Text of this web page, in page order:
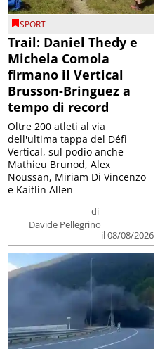
SPORT
Trail: Daniel Thedy e
Michela Comola
firmano il Vertical
Brusson-Bringuez a
tempo di record
di
Davide Pellegrino
il 08/08/2026
Oltre 200 atleti al via
dell'ultima tappa del Défì
Vertical, sul podio anche
Mathieu Brunod, Alex
Noussan, Miriam Di Vincenzo
e Kaitlin Allen